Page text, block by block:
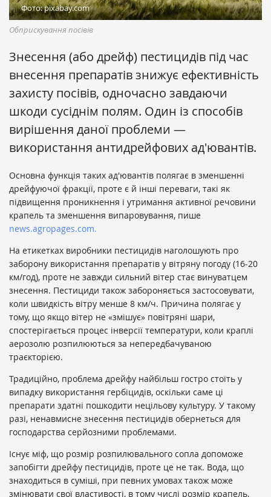
Фото: pixabay.com
Обприскування посівів
Знесення (або дрейф) пестицидів під час
внесення препаратів знижує ефективність
захисту посівів, одночасно завдаючи
шкоди сусіднім полям. Один із способів
вирішення даної проблеми —
використання антидрейфових ад'ювантів.
Основна функція таких ад'ювантів полягає в зменшенні
дрейфуючої фракції, проте є й інші переваги, такі як
підвищення проникнення і утримання активної речовини
крапель та зменшення випаровування, пише
news.agropages.com.
На етикетках виробники пестицидів наголошують про
заборону використання препаратів у вітряну погоду (16-20
км/год), проте не завжди сильний вітер стає винуватцем
знесення. Пестициди також забороняється застосовувати,
коли швидкість вітру менше 8 км/ч. Причина полягає у
тому, що якщо вітер не «змішує» повітряні шари,
спостерігається процес інверсії температури, коли краплі
аерозолю розпилюються за непередбачуваною
траєкторією.
Традиційно, проблема дрейфу найбільш гостро стоїть у
випадку використання гербіцидів, оскільки саме ці
препарати здатні пошкодити нецільову культуру. У такому
разі, ненавмисне знесення пестицидів обернеться для
господарства серйозними проблемами.
Існує міф, що розмір розпилювального сопла допоможе
запобігти дрейфу пестицидів, проте це не так. Вода, що
знаходиться в суміші, при певних умовах також може
змінювати свої властивості, в тому числі розмір крапель,